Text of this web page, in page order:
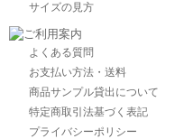
サイズの見方
よくある質問
お支払い方法・送料
商品サンプル貸出について
特定商取引法基づく表記
プライバシーポリシー